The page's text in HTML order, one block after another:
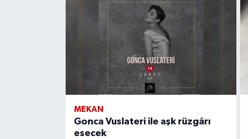
MEKAN
Gonca Vuslateri ile aşk rüzgârı
esecek